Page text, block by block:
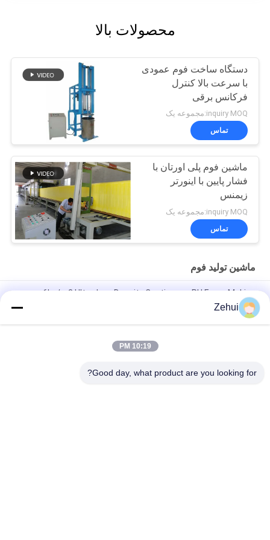
محصولات بالا
دستگاه ساخت فوم عمودی
با سرعت بالا کنترل
فرکانس برقی
inquiry MOQ:مجموعه یک
تماس
ماشین فوم پلی اورتان با
فشار پایین با اینورتر
زیمنس
inquiry MOQ:مجموعه یک
تماس
ماشین تولید فوم
6kg/m3 Ultra-Low Density Continuous PU Foam Making
Machine with 20HP Chiller System
Automatic Glass Flow Meter Horizontal Foam Making Machine
Zehui
10:19 PM
Good day, what product are you looking for?